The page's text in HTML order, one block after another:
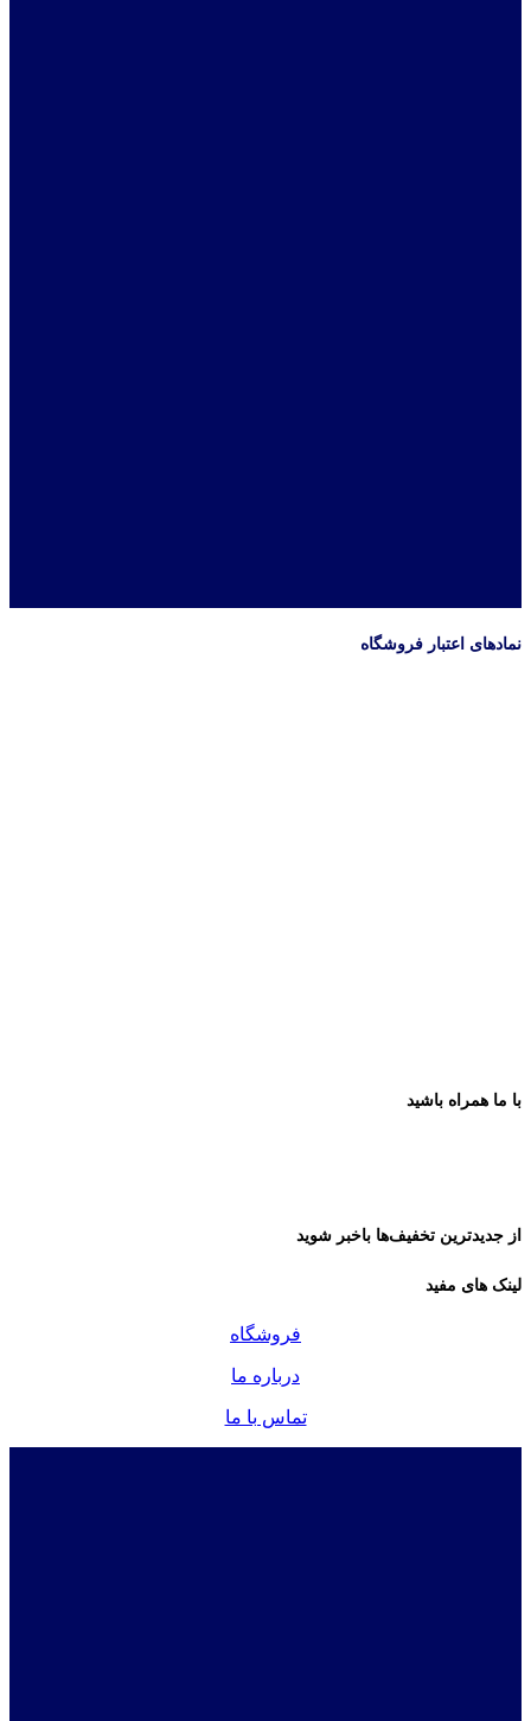
نمادهای اعتبار فروشگاه
با ما همراه باشید
از جدیدترین تخفیف‌ها باخبر شوید
لینک های مفید
فروشگاه
درباره ما
تماس با ما